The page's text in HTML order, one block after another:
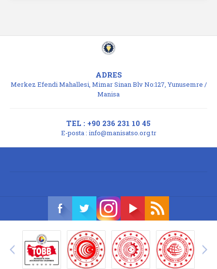
ADRES
Merkez Efendi Mahallesi, Mimar Sinan Blv No:127, Yunusemre /
Manisa
TEL : +90 236 231 10 45
E-posta : info@manisatso.org.tr